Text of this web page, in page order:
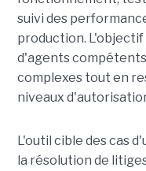
suivi des
production.
d'agents
complexes tout en
niveaux
L'outil cible des cas
la résolution de